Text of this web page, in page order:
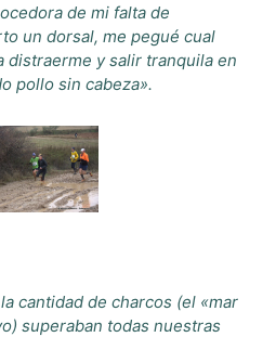
de mi falta de
un dorsal, me pegué cual
distraerme y salir tranquila en
pollo sin cabeza».
cantidad de charcos (el «mar
superaban todas nuestras